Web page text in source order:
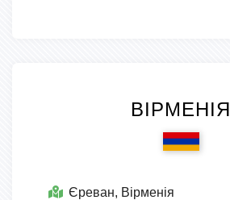
ВІРМЕНІЯ
Єреван, Вірменія